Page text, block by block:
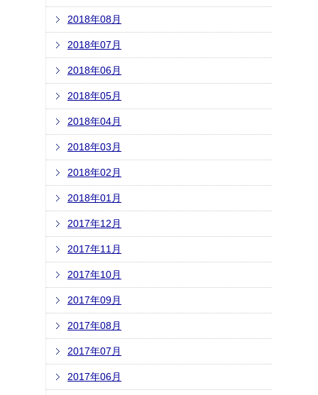
2018年08月
2018年07月
2018年06月
2018年05月
2018年04月
2018年03月
2018年02月
2018年01月
2017年12月
2017年11月
2017年10月
2017年09月
2017年08月
2017年07月
2017年06月